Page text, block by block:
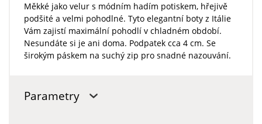
Měkké jako velur s módním hadím potiskem, hřejivě
podšité a velmi pohodlné. Tyto elegantní boty z Itálie
Vám zajistí maximální pohodlí v chladném období.
Nesundáte si je ani doma. Podpatek cca 4 cm. Se
širokým páskem na suchý zip pro snadné nazouvání.
Parametry